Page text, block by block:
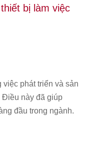
bị làm việc
việc phát triển và sản
này đã giúp
đầu trong ngành.